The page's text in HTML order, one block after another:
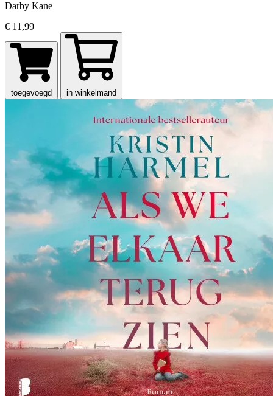
Darby Kane
€ 11,99
toegevoegd in winkelmand